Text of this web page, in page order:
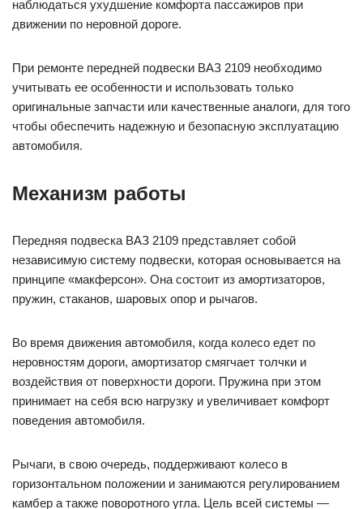
наблюдаться ухудшение комфорта пассажиров при
движении по неровной дороге.
При ремонте передней подвески ВАЗ 2109 необходимо
учитывать ее особенности и использовать только
оригинальные запчасти или качественные аналоги, для того
чтобы обеспечить надежную и безопасную эксплуатацию
автомобиля.
Механизм работы
Передняя подвеска ВАЗ 2109 представляет собой
независимую систему подвески, которая основывается на
принципе «макферсон». Она состоит из амортизаторов,
пружин, стаканов, шаровых опор и рычагов.
Во время движения автомобиля, когда колесо едет по
неровностям дороги, амортизатор смягчает толчки и
воздействия от поверхности дороги. Пружина при этом
принимает на себя всю нагрузку и увеличивает комфорт
поведения автомобиля.
Рычаги, в свою очередь, поддерживают колесо в
горизонтальном положении и занимаются регулированием
камбер а также поворотного угла. Цель всей системы —